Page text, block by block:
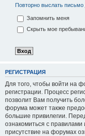
Повторно выслать письмо
Запомнить меня
Скрыть мое
РЕГИСТРАЦИЯ
Для того, чтобы войти на
регистрации. Процесс
позволит Вам получить
форума может также
большие привилегии.
ознакомиться с
присутствие на форумах